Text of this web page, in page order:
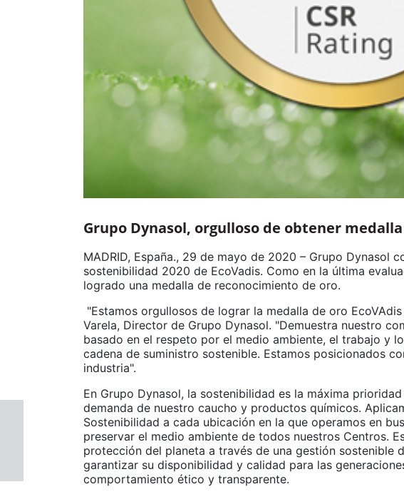
Grupo Dynasol, orgulloso de obtener
MADRID, España., 29 de mayo de 2020 – Grupo Dynasol
sostenibilidad 2020 de EcoVadis. Como en la última
logrado una medalla de reconocimiento de oro.
"Estamos orgullosos de lograr la medalla de oro
Varela, Director de Grupo Dynasol. "Demuestra nuestro
basado en el respeto por el medio ambiente, el trabajo y
cadena de suministro sostenible. Estamos posicionados
industria".
En Grupo Dynasol, la sostenibilidad es la máxima
demanda de nuestro caucho y productos químicos.
Sostenibilidad a cada ubicación en la que operamos en
preservar el medio ambiente de todos nuestros Centros.
protección del planeta a través de una gestión sostenible
garantizar su disponibilidad y calidad para las
comportamiento ético y transparente.